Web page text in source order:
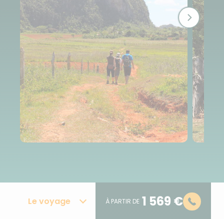
Le voyage À PARTIR DE 1 569 €